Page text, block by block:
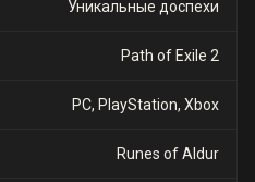
Уникальные доспехи
Path of Exile 2
PC, PlayStation, Xbox
Runes of Aldur